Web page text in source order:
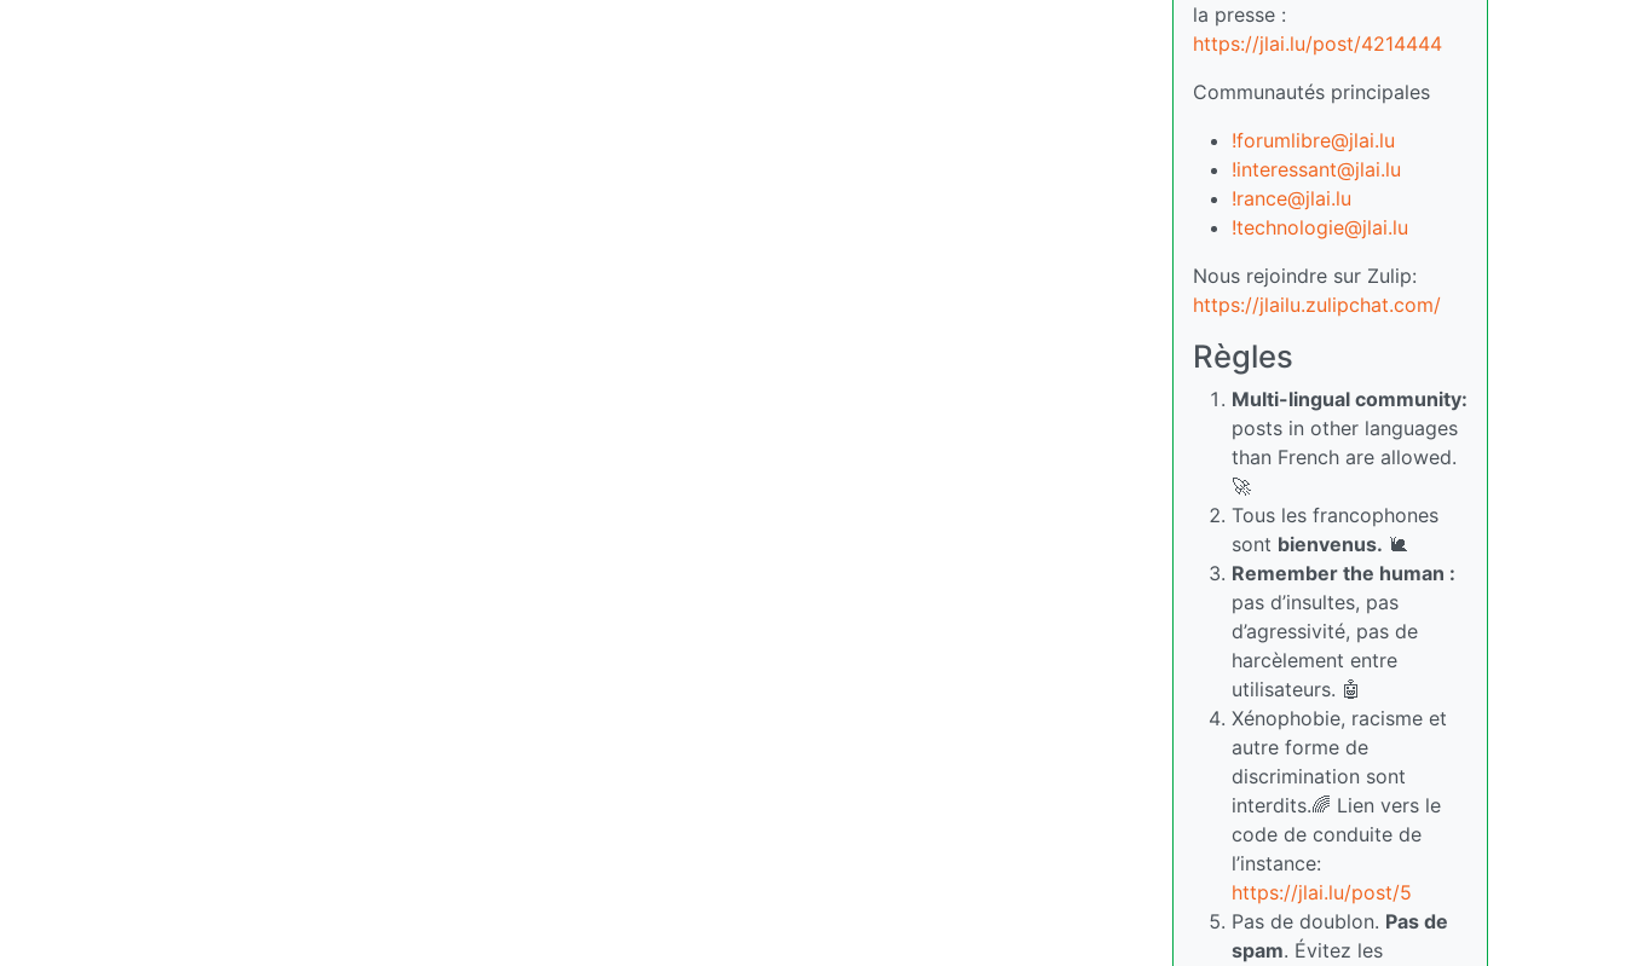
la presse :
https://jlai.lu/post/4214444
Communautés principales
!forumlibre@jlai.lu
!interessant@jlai.lu
!rance@jlai.lu
!technologie@jlai.lu
Nous rejoindre sur Zulip:
https://jlailu.zulipchat.com/
Règles
Multi-lingual community:
posts in other languages
than French are allowed.
🚀
Tous les francophones
sont bienvenus. 🐌
Remember the human :
pas d’insultes, pas
d’agressivité, pas de
harcèlement entre
utilisateurs. 🤖
Xénophobie, racisme et
autre forme de
discrimination sont
interdits.🌈 Lien vers le
code de conduite de
l’instance:
https://jlai.lu/post/5
Pas de doublon. Pas de
spam. Évitez les